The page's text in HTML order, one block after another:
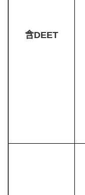
含DEET